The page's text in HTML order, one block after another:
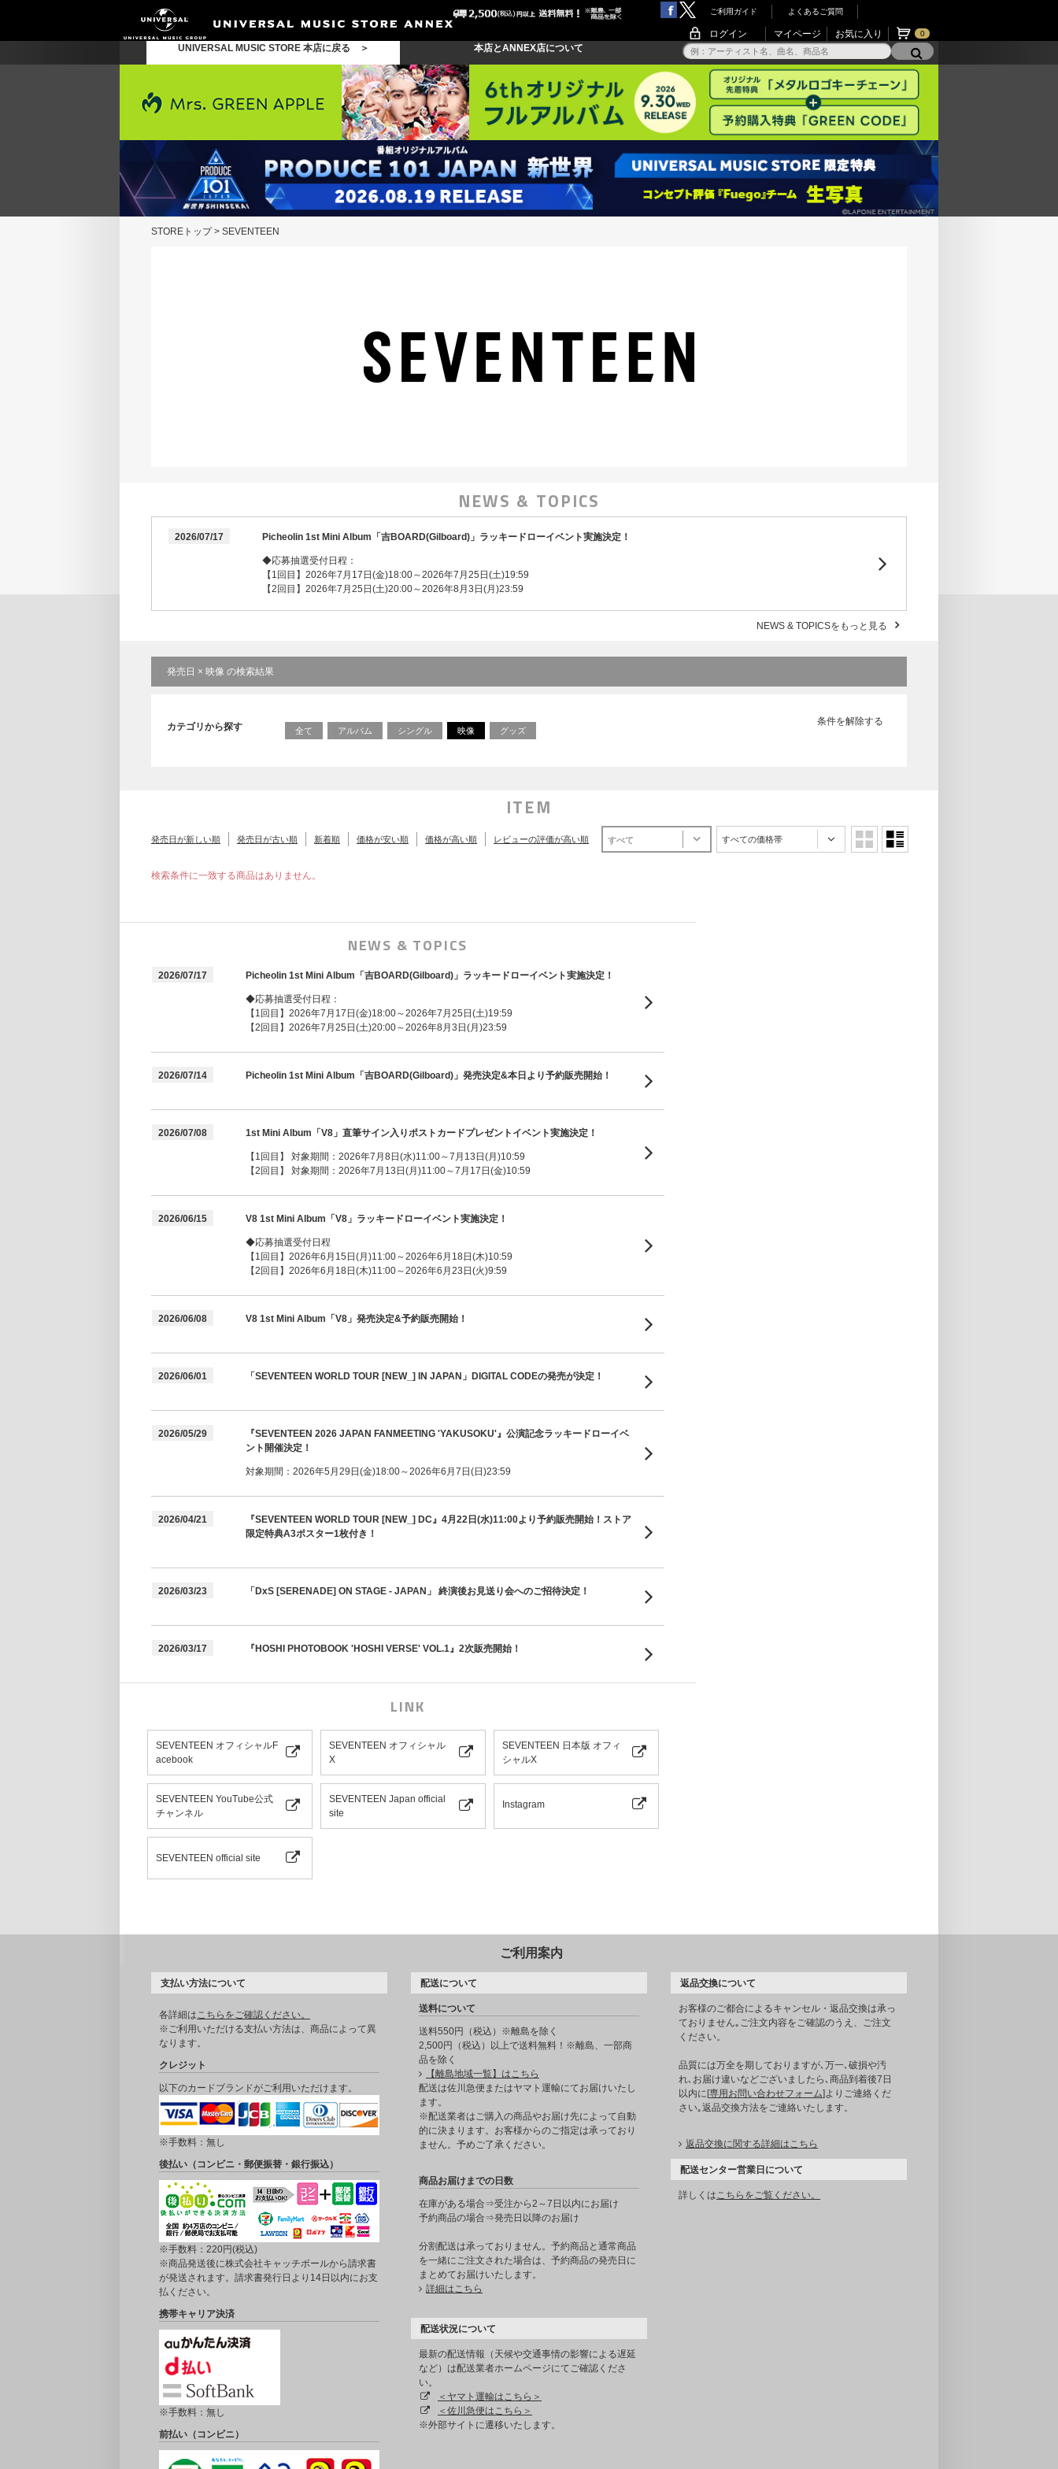
ご利用ガイド よくあるご質問
ログイン マイページ お気に入り 0
UNIVERSAL MUSIC STORE 本店に戻る ＞ 本店とANNEX店について
STOREトップ> SEVENTEEN
NEWS & TOPICS
2026/07/17 Picheolin 1st Mini Album「吉BOARD(Gilboard)」ラッキードローイベント実施決定！
◆応募抽選受付日程：
【1回目】2026年7月17日(金)18:00～2026年7月25日(土)19:59
【2回目】2026年7月25日(土)20:00～2026年8月3日(月)23:59
NEWS & TOPICSをもっと見る
発売日 × 映像 の検索結果
条件を解除する
カテゴリから探す 全て アルバム シングル 映像 グッズ
ITEM
発売日が新しい順 発売日が古い順 新着順 価格が安い順 価格が高い順 レビューの評価が高い順 すべて すべての価格帯
検索条件に一致する商品はありません。
NEWS & TOPICS
2026/07/17 Picheolin 1st Mini Album「吉BOARD(Gilboard)」ラッキードローイベント実施決定！
◆応募抽選受付日程：
【1回目】2026年7月17日(金)18:00～2026年7月25日(土)19:59
【2回目】2026年7月25日(土)20:00～2026年8月3日(月)23:59
2026/07/14 Picheolin 1st Mini Album「吉BOARD(Gilboard)」発売決定&本日より予約販売開始！
2026/07/08 1st Mini Album「V8」直筆サイン入りポストカードプレゼントイベント実施決定！
【1回目】 対象期間：2026年7月8日(水)11:00～7月13日(月)10:59
【2回目】 対象期間：2026年7月13日(月)11:00～7月17日(金)10:59
2026/06/15 V8 1st Mini Album「V8」ラッキードローイベント実施決定！
◆応募抽選受付日程
【1回目】2026年6月15日(月)11:00～2026年6月18日(木)10:59
【2回目】2026年6月18日(木)11:00～2026年6月23日(火)9:59
2026/06/08 V8 1st Mini Album「V8」発売決定&予約販売開始！
2026/06/01 「SEVENTEEN WORLD TOUR [NEW_] IN JAPAN」DIGITAL CODEの発売が決定！
2026/05/29
『SEVENTEEN 2026 JAPAN FANMEETING 'YAKUSOKU'』公演記念ラッキードローイベ
ント開催決定！
対象期間：2026年5月29日(金)18:00～2026年6月7日(日)23:59
2026/04/21
『SEVENTEEN WORLD TOUR [NEW_] DC』4月22日(水)11:00より予約販売開始！ストア
限定特典A3ポスター1枚付き！
2026/03/23 「DxS [SERENADE] ON STAGE - JAPAN」 終演後お見送り会へのご招待決定！
2026/03/17 『HOSHI PHOTOBOOK 'HOSHI VERSE' VOL.1』2次販売開始！
LINK
SEVENTEEN オフィシャルF
acebook
SEVENTEEN オフィシャル
X
SEVENTEEN 日本版 オフィ
シャルX
SEVENTEEN YouTube公式
チャンネル
SEVENTEEN Japan official
site
Instagram
SEVENTEEN official site
ご利用案内
支払い方法について
各詳細はこちらをご確認ください。
※ご利用いただける支払い方法は、商品によって異
なります。
クレジット
以下のカードブランドがご利用いただけます。
※手数料：無し
後払い（コンビニ・郵便振替・銀行振込）
※手数料：220円(税込)
※商品発送後に株式会社キャッチボールから請求書
が発送されます。請求書発行日より14日以内にお支
払ください。
携帯キャリア決済
※手数料：無し
前払い（コンビニ）
配送について
送料について
送料550円（税込）※離島を除く
2,500円（税込）以上で送料無料！※離島、一部商
品を除く
【離島地域一覧】はこちら
配送は佐川急便またはヤマト運輸にてお届けいたし
ます。
※配送業者はご購入の商品やお届け先によって自動
的に決まります。お客様からのご指定は承っており
ません。予めご了承ください。
商品お届けまでの日数
在庫がある場合⇒受注から2～7日以内にお届け
予約商品の場合⇒発売日以降のお届け
分割配送は承っておりません。予約商品と通常商品
を一緒にご注文された場合は、予約商品の発売日に
まとめてお届けいたします。
詳細はこちら
配送状況について
最新の配送情報（天候や交通事情の影響による遅延
など）は配送業者ホームページにてご確認くださ
い。
＜ヤマト運輸はこちら＞
＜佐川急便はこちら＞
※外部サイトに遷移いたします。
返品交換について
お客様のご都合によるキャンセル・返品交換は承っ
ておりません｡ご注文内容をご確認のうえ、ご注文
ください。
品質には万全を期しておりますが､万一､破損や汚
れ､お届け違いなどございましたら､商品到着後7日
以内に[専用お問い合わせフォーム]よりご連絡くだ
さい｡返品交換方法をご連絡いたします。
返品交換に関する詳細はこちら
配送センター営業日について
詳しくはこちらをご覧ください。